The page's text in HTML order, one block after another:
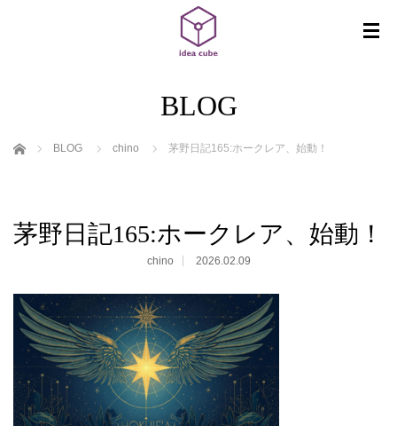
BLOG
ホーム BLOG chino 茅野日記165:ホークレア、始動！
茅野日記165:ホークレア、始動！
chino 2026.02.09